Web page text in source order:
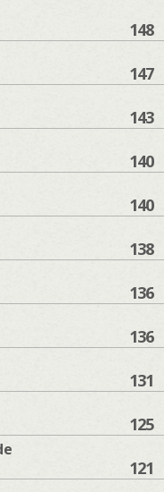
148
147
143
140
140
138
136
136
131
125
121